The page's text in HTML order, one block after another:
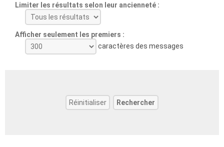
Limiter les résultats selon leur ancienneté :
Afficher seulement les premiers :
caractères des messages